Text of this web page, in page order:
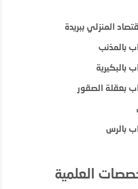
المنزلي ببريدة
بالمذنب
بالبكيرية
بعقلة الصقور
بالرس
العلمية